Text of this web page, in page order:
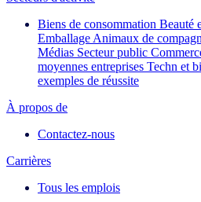
Biens de consommation Beauté
Emballage Animaux de
Médias Secteur public
moyennes entreprises Techn et
exemples de réussite
À propos de
Contactez-nous
Carrières
Tous les emplois